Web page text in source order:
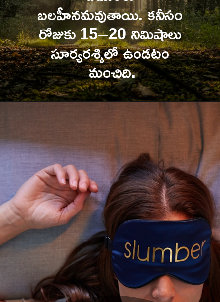
బలహీనమవుతాయి. కనీసం
రోజుకు 15–20 నిమిషాలు
సూర్యరశ్మిలో ఉండటం
మంచిది.